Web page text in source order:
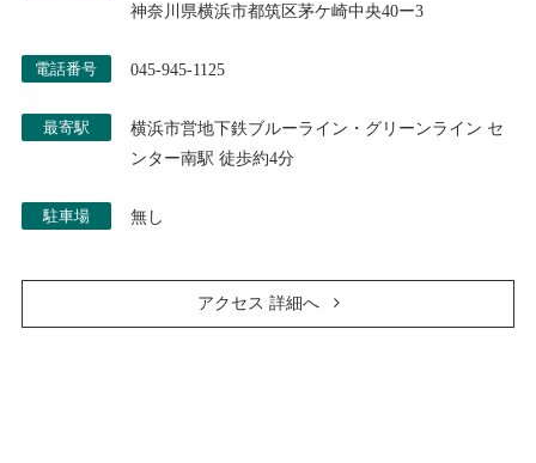
神奈川県横浜市都筑区茅ケ崎中央40ー3
電話番号 045-945-1125
最寄駅
横浜市営地下鉄ブルーライン・グリーンライン セ
ンター南駅 徒歩約4分
駐車場 無し
アクセス 詳細へ